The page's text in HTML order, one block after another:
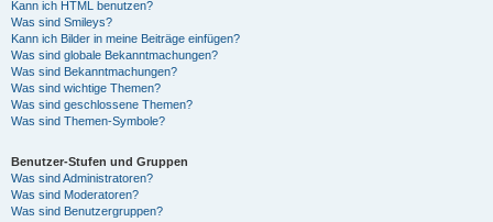
Kann ich HTML benutzen?
Was sind Smileys?
Kann ich Bilder in meine Beiträge einfügen?
Was sind globale Bekanntmachungen?
Was sind Bekanntmachungen?
Was sind wichtige Themen?
Was sind geschlossene Themen?
Was sind Themen-Symbole?
Benutzer-Stufen und Gruppen
Was sind Administratoren?
Was sind Moderatoren?
Was sind Benutzergruppen?